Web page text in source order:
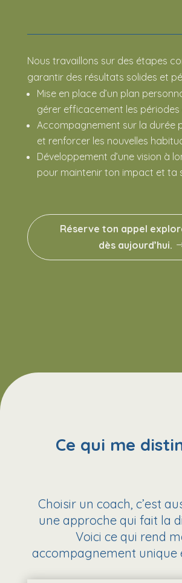
Nous travaillons sur des étapes
garantir des résultats solides et
Mise en place d’un plan
gérer efficacement les
Accompagnement sur la durée
et renforcer les nouvelles
Développement d’une vision à
pour maintenir ton impact et ta
Réserve ton appel
dès aujourd’hui.
Ce qui me
Choisir un coach, c’est
une approche qui fait la
Voici ce qui rend
accompagnement unique